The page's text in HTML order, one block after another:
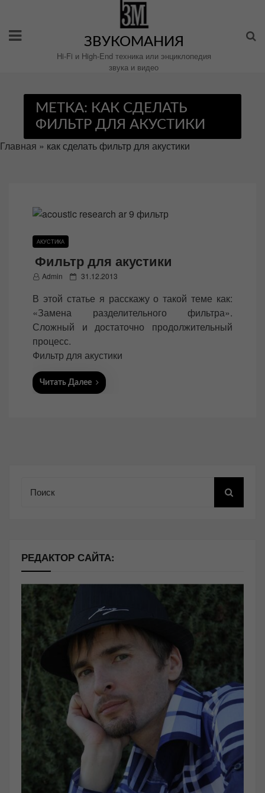
содержимому
ЗВУКОМАНИЯ
Hi-Fi и High-End техника или энциклопедия
звука и видео
МЕТКА: КАК СДЕЛАТЬ
ФИЛЬТР ДЛЯ АКУСТИКИ
Главная » как сделать фильтр для акустики
АКУСТИКА
Фильтр для акустики
Admin
P
s
o
n
31.12.2013
В этой статье я расскажу о такой теме как:
«Замена разделительного фильтра».
Сложный и достаточно продолжительный
процесс.
Фильтр для акустики
Читать Далее
РЕДАКТОР САЙТА: